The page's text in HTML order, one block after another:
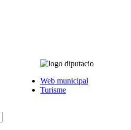
Web municipal
Turisme